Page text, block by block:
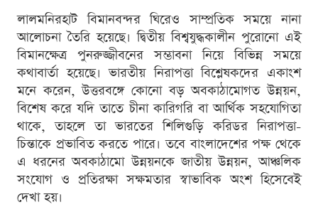
লালমনিরহাট বিমানবন্দর ঘিরেও সাম্প্রতিক সময়ে নানা
আলোচনা তৈরি হয়েছে। দ্বিতীয় বিশ্বযুদ্ধকালীন পুরোনো এই
বিমানক্ষেত্র পুনরুজ্জীবনের সম্ভাবনা নিয়ে বিভিন্ন সময়ে
কথাবার্তা হয়েছে। ভারতীয় নিরাপত্তা বিশ্লেষকদের একাংশ
মনে করেন, উত্তরবঙ্গে কোনো বড় অবকাঠামোগত উন্নয়ন,
বিশেষ করে যদি তাতে চীনা কারিগরি বা আর্থিক সহযোগিতা
থাকে, তাহলে তা ভারতের শিলিগুড়ি করিডর নিরাপত্তা-
চিন্তাকে প্রভাবিত করতে পারে। তবে বাংলাদেশের পক্ষ থেকে
এ ধরনের অবকাঠামো উন্নয়নকে জাতীয় উন্নয়ন, আঞ্চলিক
সংযোগ ও প্রতিরক্ষা সক্ষমতার স্বাভাবিক অংশ হিসেবেই
দেখা হয়।